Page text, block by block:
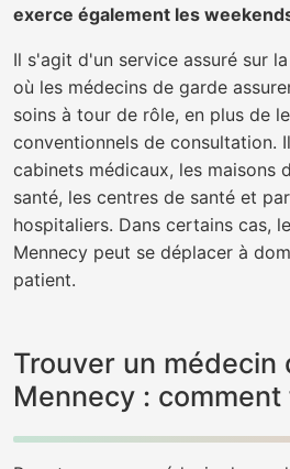
exerce également les
Il s'agit d'un service assuré sur
où les médecins de garde
soins à tour de rôle, en plus de
conventionnels de consultation.
cabinets médicaux, les maisons
santé, les centres de santé et
hospitaliers. Dans certains cas,
Mennecy peut se déplacer à
patient.
Trouver un médecin
Mennecy : comment